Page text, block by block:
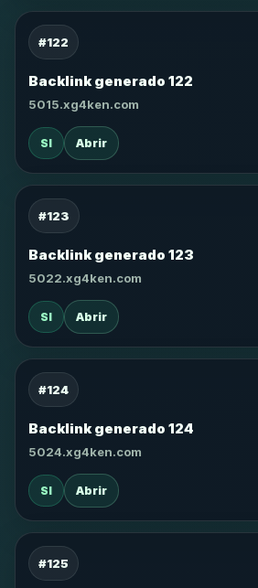
#122
Backlink generado 122
5015.xg4ken.com
SI Abrir
#123
Backlink generado 123
5022.xg4ken.com
SI Abrir
#124
Backlink generado 124
5024.xg4ken.com
SI Abrir
#125